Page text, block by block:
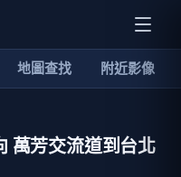
地圖查找 附近影像
萬芳交流道到台北